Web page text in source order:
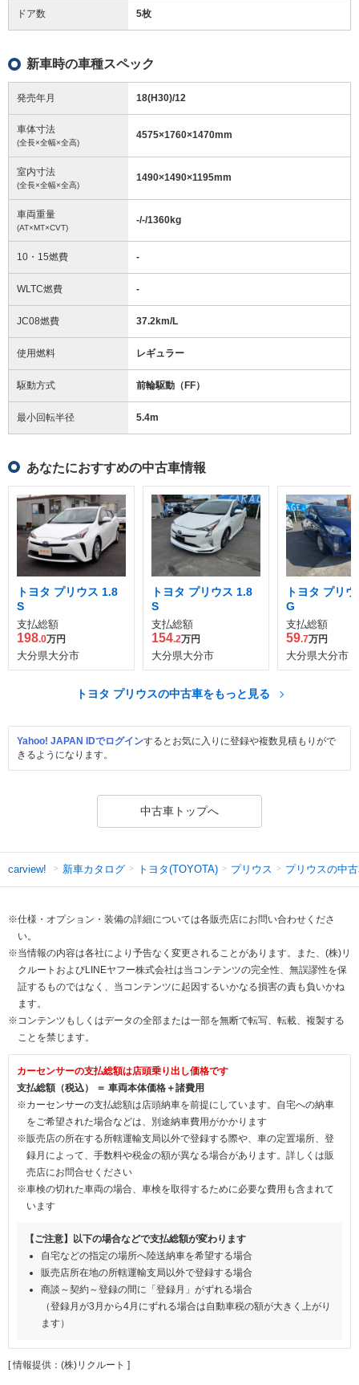
ドア数 5枚
新車時の車種スペック
発売年月 18(H30)/12
車体寸法
(全長×全幅×全高)
4575×1760×1470mm
室内寸法
(全長×全幅×全高)
1490×1490×1195mm
車両重量
(AT×MT×CVT)
-/-/1360kg
10・15燃費 -
WLTC燃費 -
JC08燃費 37.2km/L
使用燃料 レギュラー
駆動方式 前輪駆動（FF）
最小回転半径 5.4m
あなたにおすすめの中古車情報
トヨタ プリウス 1.8
S
支払総額
198.0万円
大分県大分市
トヨタ プリウス 1.8
S
支払総額
154.2万円
大分県大分市
トヨタ プリ
G
支払総額
59.7万円
大分県大分市
トヨタ プリウスの中古車をもっと見る
Yahoo! JAPAN IDでログインするとお気に入りに登録や複数見積もりがで
きるようになります。
中古車トップへ
carview! 新車カタログ トヨタ(TOYOTA) プリウス プリウスの中
※仕様・オプション・装備の詳細については各販売店にお問い合わせくださ
い。
※当情報の内容は各社により予告なく変更されることがあります。また、(株)リ
クルートおよびLINEヤフー株式会社は当コンテンツの完全性、無誤謬性を保
証するものではなく、当コンテンツに起因するいかなる損害の責も負いかね
ます。
※コンテンツもしくはデータの全部または一部を無断で転写、転載、複製する
ことを禁じます。
カーセンサーの支払総額は店頭乗り出し価格です
支払総額（税込） ＝ 車両本体価格＋諸費用
※カーセンサーの支払総額は店頭納車を前提にしています。自宅への納車
をご希望された場合などは、別途納車費用がかかります
※販売店の所在する所轄運輸支局以外で登録する際や、車の定置場所、登
録月によって、手数料や税金の額が異なる場合があります。詳しくは販
売店にお問合せください
※車検の切れた車両の場合、車検を取得するために必要な費用も含まれて
います
【ご注意】以下の場合などで支払総額が変わります
自宅などの指定の場所へ陸送納車を希望する場合
販売店所在地の所轄運輸支局以外で登録する場合
商談～契約～登録の間に「登録月」がずれる場合
（登録月が3月から4月にずれる場合は自動車税の額が大きく上がり
ます）
[ 情報提供：(株)リクルート ]